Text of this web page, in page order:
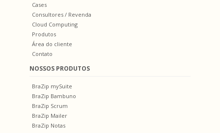
Cases
Consultores / Revenda
Cloud Computing
Produtos
Área do cliente
Contato
NOSSOS PRODUTOS
BraZip mySuite
BraZip Bambuno
BraZip Scrum
BraZip Mailer
BraZip Notas